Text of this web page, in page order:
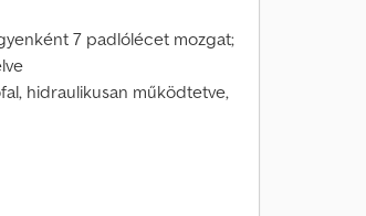
7 padlólécet mozgat;
hidraulikusan működtetve,